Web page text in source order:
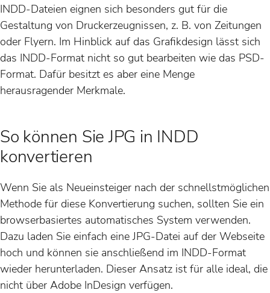
INDD-Dateien eignen sich besonders gut für die
Gestaltung von Druckerzeugnissen, z. B. von Zeitungen
oder Flyern. Im Hinblick auf das Grafikdesign lässt sich
das INDD-Format nicht so gut bearbeiten wie das PSD-
Format. Dafür besitzt es aber eine Menge
herausragender Merkmale.
So können Sie JPG in INDD
konvertieren
Wenn Sie als Neueinsteiger nach der schnellstmöglichen
Methode für diese Konvertierung suchen, sollten Sie ein
browserbasiertes automatisches System verwenden.
Dazu laden Sie einfach eine JPG-Datei auf der Webseite
hoch und können sie anschließend im INDD-Format
wieder herunterladen. Dieser Ansatz ist für alle ideal, die
nicht über Adobe InDesign verfügen.